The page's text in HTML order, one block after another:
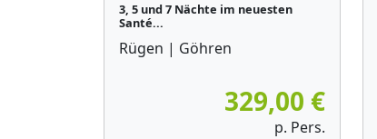
3, 5 und 7 Nächte im neuesten
Santé...
Rügen | Göhren
329,00 €
p. Pers.